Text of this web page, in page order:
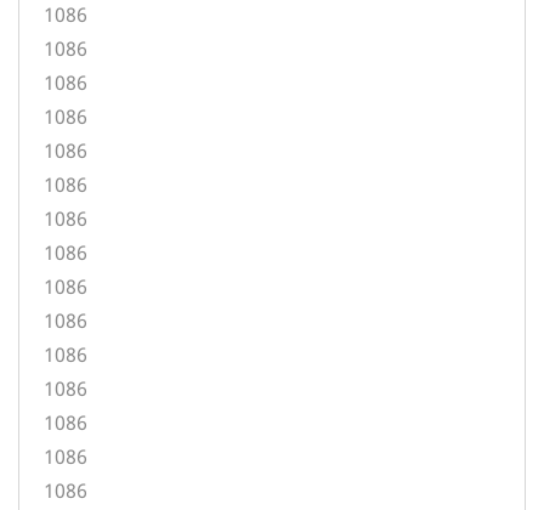
1086
1086
1086
1086
1086
1086
1086
1086
1086
1086
1086
1086
1086
1086
1086